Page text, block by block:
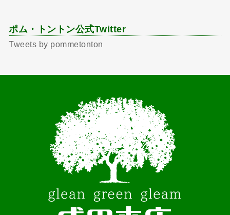
ポム・トントン公式Twitter
Tweets by pommetonton